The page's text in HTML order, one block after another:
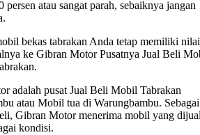
persen atau sangat parah, sebaiknya jangan
bekas tabrakan Anda tetap memiliki
ke Gibran Motor Pusatnya Jual Beli
adalah pusat Jual Beli Mobil Tabrakan
atau Mobil tua di Warungbambu. Sebagai
Gibran Motor menerima mobil yang
kondisi.